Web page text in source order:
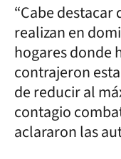
“Cabe destacar
realizan en
hogares donde
contrajeron
de reducir al
contagio
aclararon las